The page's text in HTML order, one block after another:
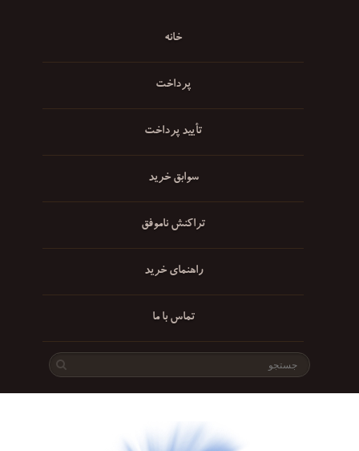
خانه
پرداخت
تأیید پرداخت
سوابق خرید
تراکنش ناموفق
راهنمای خرید
تماس با ما